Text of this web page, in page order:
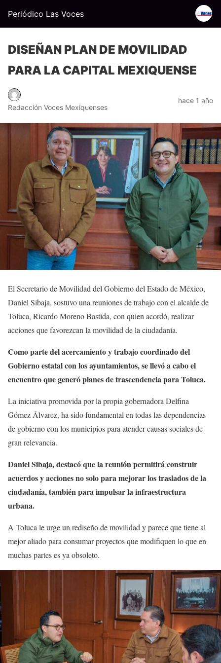
Periódico Las Voces
DISEÑAN PLAN DE MOVILIDAD
PARA LA CAPITAL MEXIQUENSE
Redacción Voces Mexiquenses
hace 1 año
El Secretario de Movilidad del Gobierno del Estado de México,
Daniel Sibaja, sostuvo una reuniones de trabajo con el alcalde de
Toluca, Ricardo Moreno Bastida, con quien acordó, realizar
acciones que favorezcan la movilidad de la ciudadanía.
Como parte del acercamiento y trabajo coordinado del
Gobierno estatal con los ayuntamientos, se llevó a cabo el
encuentro que generó planes de trascendencia para Toluca.
La iniciativa promovida por la propia gobernadora Delfina
Gómez Álvarez, ha sido fundamental en todas las dependencias
de gobierno con los municipios para atender causas sociales de
gran relevancia.
Daniel Sibaja, destacó que la reunión permitirá construir
acuerdos y acciones no solo para mejorar los traslados de la
ciudadanía, también para impulsar la infraestructura
urbana.
A Toluca le urge un rediseño de movilidad y parece que tiene al
mejor aliado para consumar proyectos que modifiquen lo que en
muchas partes es ya obsoleto.